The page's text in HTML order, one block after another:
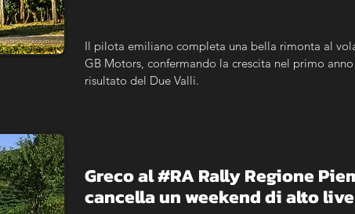
Il pilota emiliano completa una bella rimonta al
GB Motors, confermando la crescita nel primo
risultato del Due Valli.
Greco al #RA Rally Regione
cancella un weekend di alto